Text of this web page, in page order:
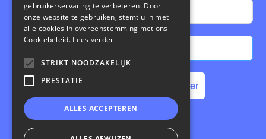
Home Steun de Scroll Kalender
Privacybeleid|Cookiebeleid
gebruikerservaring te verbeteren. Door
onze website te gebruiken, stemt u in met
alle cookies in overeenstemming met ons
Cookiebeleid. Lees verder
STRIKT NOODZAKELIJK
PRESTATIE
ALLES ACCEPTEREN